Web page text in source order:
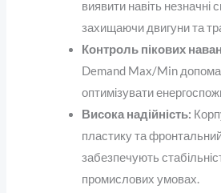
виявити навіть незначні
захищаючи двигуни та
Контроль пікових
Demand Max/Min
оптимізувати
Висока надійність:
пластику та
забезпечують
промислових умовах.